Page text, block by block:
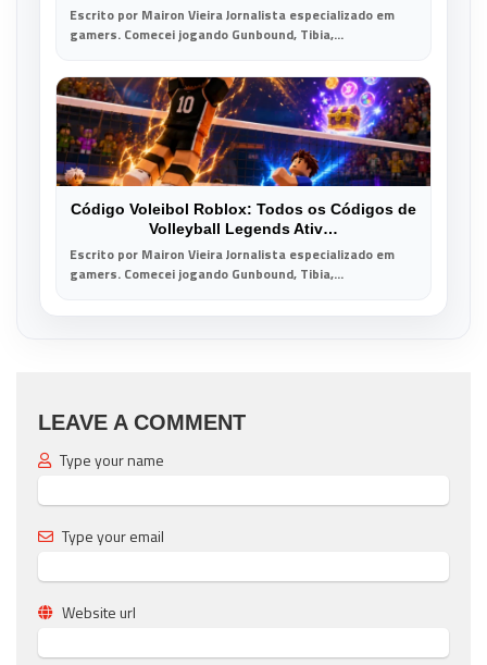
Escrito por Mairon Vieira Jornalista especializado em
gamers. Comecei jogando Gunbound, Tibia,...
Código Voleibol Roblox: Todos os Códigos de
Volleyball Legends Ativ…
Escrito por Mairon Vieira Jornalista especializado em
gamers. Comecei jogando Gunbound, Tibia,...
LEAVE A COMMENT
Type your name
Type your email
Website url